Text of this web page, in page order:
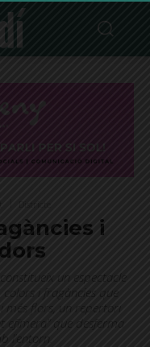
i
un espectacle
i fragàncies que
més flors, un repertori
efímera” que desferma
l’entorn.